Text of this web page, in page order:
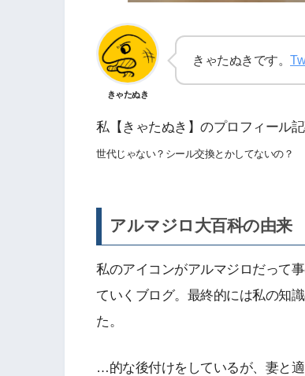
きゃたぬき
きゃたぬきです。
私【きゃたぬき】のプロフィール
世代じゃない？シール交換とかしてないの？
アルマジロ大百科の由来
私のアイコンがアルマジロだって
ていくブログ。最終的には私の知
た。
…的な後付けをしているが、妻と